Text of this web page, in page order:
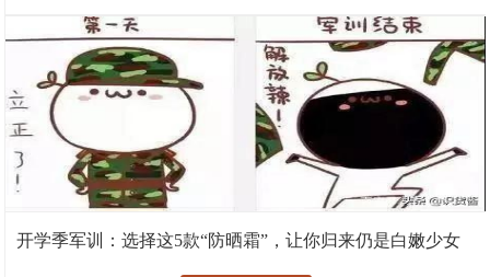
开学季军训：选择这5款“防晒霜”，让你归来仍是白嫩少女